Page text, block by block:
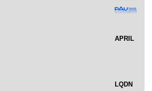
APRIL
LQDN